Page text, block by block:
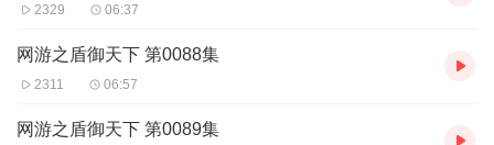
2329 06:37
网游之盾御天下 第0088集
2311 06:57
网游之盾御天下 第0089集